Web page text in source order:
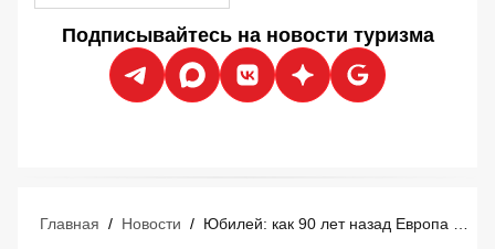
Подписывайтесь на новости туризма
Главная / Новости / Юбилей: как 90 лет назад Европа создала массовый туризм